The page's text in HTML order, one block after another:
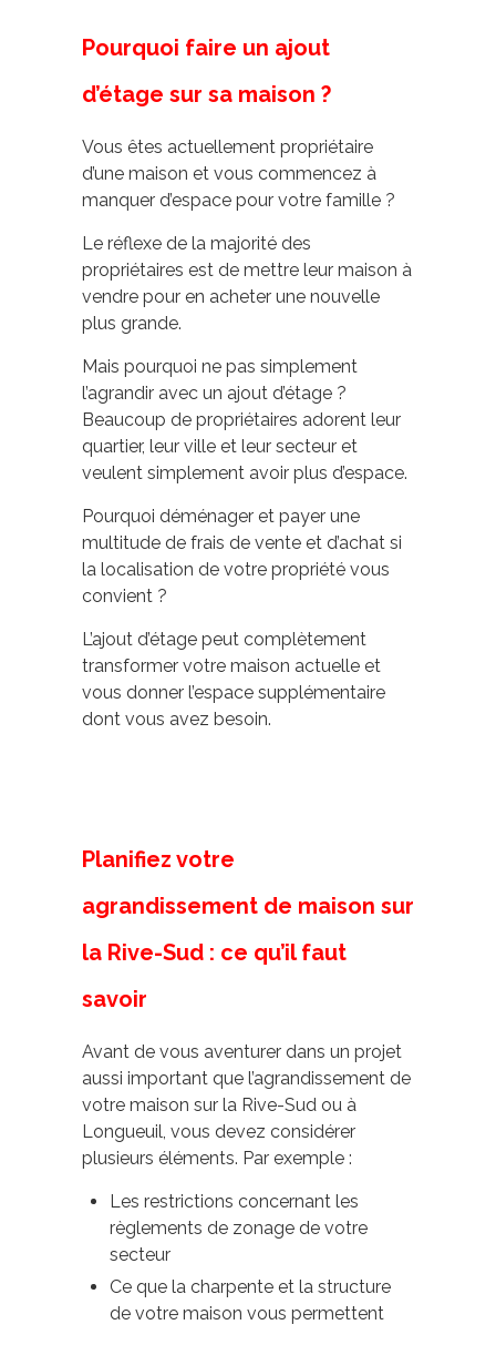
Pourquoi faire un ajout
d’étage sur sa maison ?
Vous êtes actuellement propriétaire
d’une maison et vous commencez à
manquer d’espace pour votre famille ?
Le réflexe de la majorité des
propriétaires est de mettre leur maison à
vendre pour en acheter une nouvelle
plus grande.
Mais pourquoi ne pas simplement
l’agrandir avec un ajout d’étage ?
Beaucoup de propriétaires adorent leur
quartier, leur ville et leur secteur et
veulent simplement avoir plus d’espace.
Pourquoi déménager et payer une
multitude de frais de vente et d’achat si
la localisation de votre propriété vous
convient ?
L’ajout d’étage peut complètement
transformer votre maison actuelle et
vous donner l’espace supplémentaire
dont vous avez besoin.
Planifiez votre
agrandissement de maison sur
la Rive-Sud : ce qu’il faut
savoir
Avant de vous aventurer dans un projet
aussi important que l’agrandissement de
votre maison sur la Rive-Sud ou à
Longueuil, vous devez considérer
plusieurs éléments. Par exemple :
Les restrictions concernant les
règlements de zonage de votre
secteur
Ce que la charpente et la structure
de votre maison vous permettent